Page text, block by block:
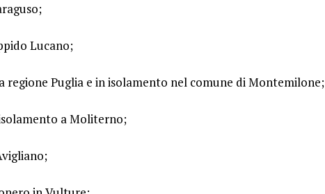
Lucano;
regione Puglia e in isolamento nel comune di Montemilone;
a Moliterno;